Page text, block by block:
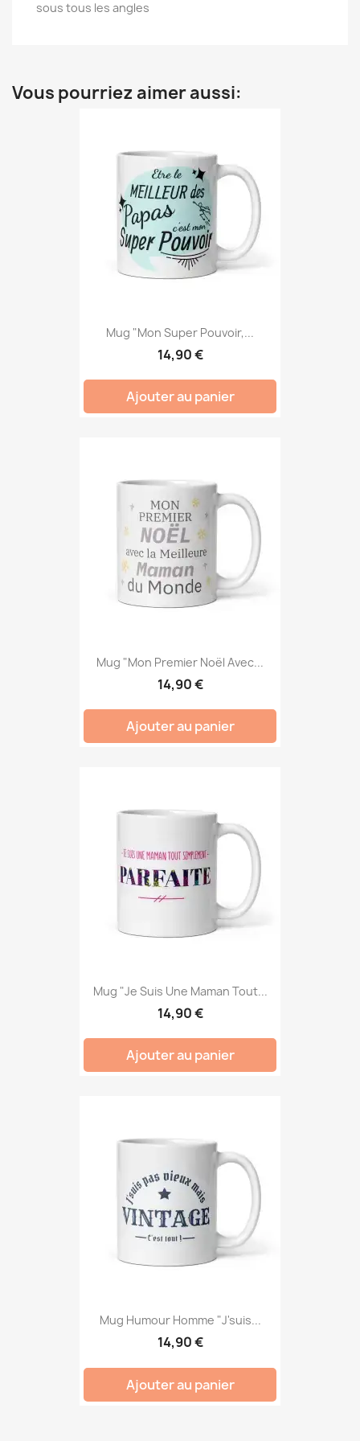
sous tous les angles
Vous pourriez aimer aussi:
Mug "Mon Super Pouvoir,...
14,90 €
Ajouter au panier
Mug "Mon Premier Noël Avec...
14,90 €
Ajouter au panier
Mug "Je Suis Une Maman Tout...
14,90 €
Ajouter au panier
Mug Humour Homme "J'suis...
14,90 €
Ajouter au panier